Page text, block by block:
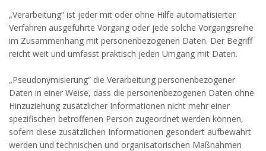
„Verarbeitung“ ist jeder mit oder ohne Hilfe automatisierter
Verfahren ausgeführte Vorgang oder jede solche Vorgangsreihe
im Zusammenhang mit personenbezogenen Daten. Der Begriff
reicht weit und umfasst praktisch jeden Umgang mit Daten.
„Pseudonymisierung“ die Verarbeitung personenbezogener
Daten in einer Weise, dass die personenbezogenen Daten ohne
Hinzuziehung zusätzlicher Informationen nicht mehr einer
spezifischen betroffenen Person zugeordnet werden können,
sofern diese zusätzlichen Informationen gesondert aufbewahrt
werden und technischen und organisatorischen Maßnahmen